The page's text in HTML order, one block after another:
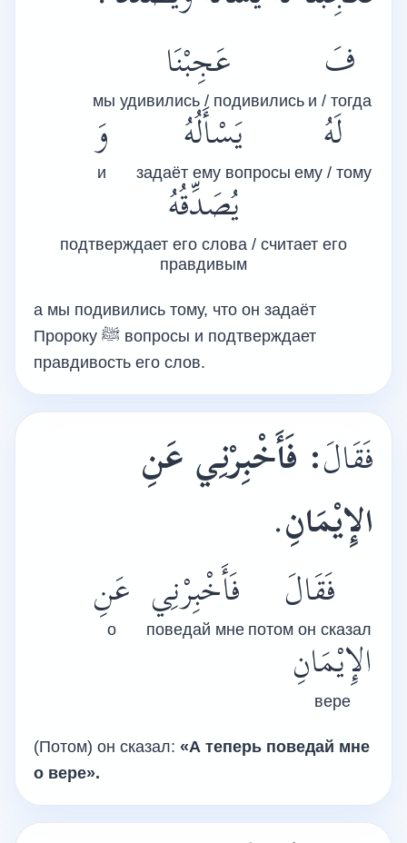
فَ
и / тогда
عَجِبْنَا
мы удивились / подивились
لَهُ
ему / тому
يَسْأَلُهُ
задаёт ему вопросы
وَ
и
يُصَدِّقُهُ
подтверждает его слова / считает его
правдивым
а мы подивились тому, что он задаёт
Пророку ﷺ вопросы и подтверждает
правдивость его слов.
فَقَالَ: فَأَخْبِرْنِي عَنِ
الإِيْمَانِ.
فَقَالَ
потом он сказал
فَأَخْبِرْنِي
поведай мне
عَنِ
о
الإِيْمَانِ
вере
(Потом) он сказал: «А теперь поведай мне
о вере».